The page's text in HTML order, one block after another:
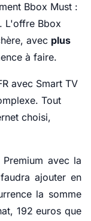
Bbox Must :
L'offre Bbox
avec plus
à faire.
avec Smart TV
Tout
choisi,
avec la
ajouter en
la somme
192 euros que